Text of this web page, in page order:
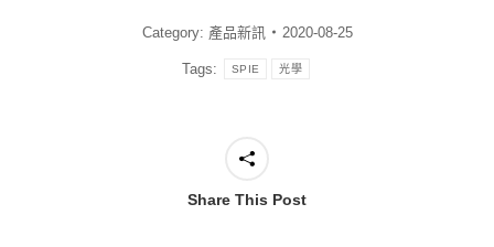
Category: 產品新訊 2020-08-25
Tags: SPIE 光學
Share This Post